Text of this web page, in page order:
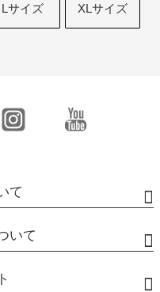
Lサイズ XLサイズ
て
いて